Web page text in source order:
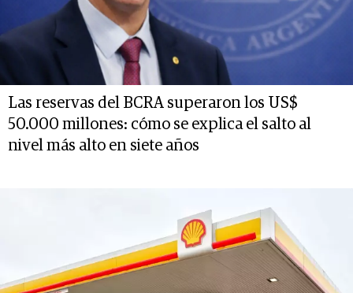
Las reservas del BCRA superaron los US$
50.000 millones: cómo se explica el salto al
nivel más alto en siete años